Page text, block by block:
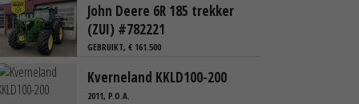
John Deere 6R 185 trekker
(ZUI) #782221
GEBRUIKT, € 161.500
Kverneland KKLD100-200
2011, P.O.A.